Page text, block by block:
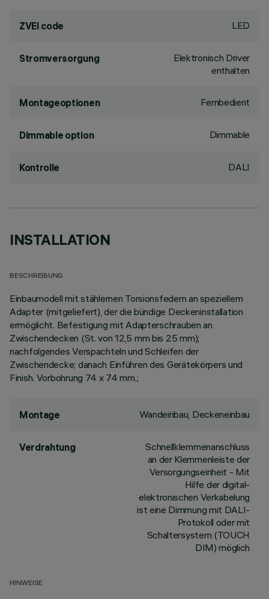
ZVEI code LED
Stromversorgung
Elektronisch Driver
enthalten
Montageoptionen Fernbedient
Dimmable option Dimmable
Kontrolle DALI
INSTALLATION
BESCHREIBUNG
Einbaumodell mit stählernen Torsionsfedern an speziellem
Adapter (mitgeliefert), der die bündige Deckeninstallation
ermöglicht. Befestigung mit Adapterschrauben an
Zwischendecken (St. von 12,5 mm bis 25 mm);
nachfolgendes Verspachteln und Schleifen der
Zwischendecke; danach Einführen des Gerätekörpers und
Finish. Vorbohrung 74 x 74 mm.;
Montage Wandeinbau, Deckeneinbau
Verdrahtung
Schnellklemmenanschluss
an der Klemmenleiste der
Versorgungseinheit - Mit
Hilfe der digital-
elektronischen Verkabelung
ist eine Dimmung mit DALI-
Protokoll oder mit
Schaltersystem (TOUCH
DIM) möglich
HINWEISE